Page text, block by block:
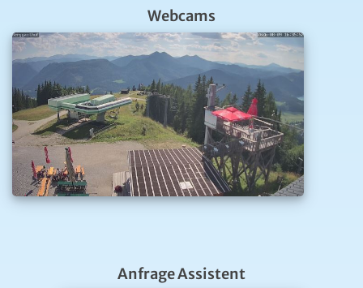
Webcams
Anfrage Assistent